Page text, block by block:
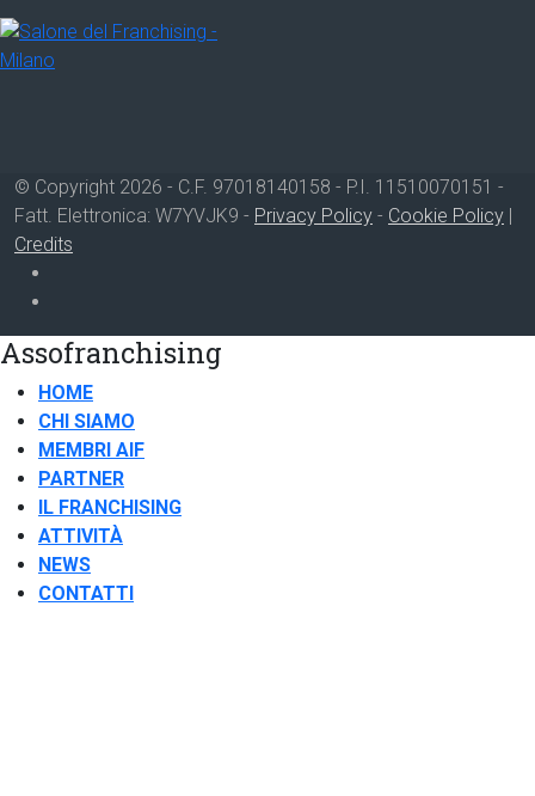
© Copyright 2026 - C.F. 97018140158 - P.I. 11510070151 -
Fatt. Elettronica: W7YVJK9 - Privacy Policy - Cookie Policy |
Credits
Assofranchising
HOME
CHI SIAMO
MEMBRI AIF
PARTNER
IL FRANCHISING
ATTIVITÀ
NEWS
CONTATTI